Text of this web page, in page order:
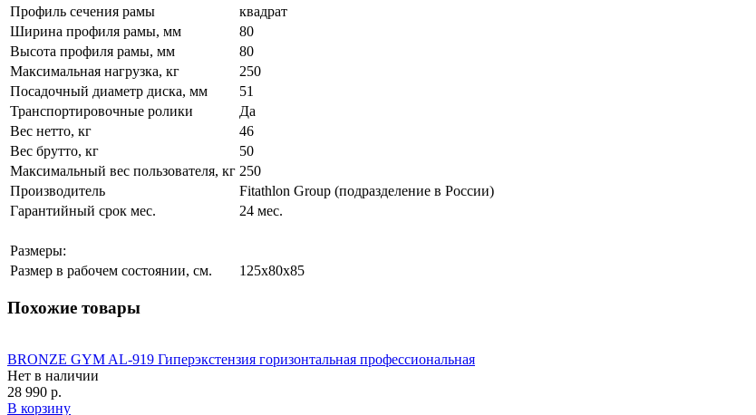
Профиль сечения рамы
квадрат
Ширина профиля рамы, мм
80
Высота профиля рамы, мм
80
Максимальная нагрузка, кг
250
Посадочный диаметр диска, мм
51
Транспортировочные ролики
Да
Вес нетто, кг
46
Вес брутто, кг
50
Максимальный вес пользователя, кг 250
Производитель
Fitathlon Group (подразделение в России)
Гарантийный срок мес.
24 мес.
Размеры:
Размер в рабочем состоянии, см.
125х80x85
Похожие товары
BRONZE GYM AL-919 Гиперэкстензия горизонтальная профессиональная
Нет в наличии
28 990 р.
В корзину